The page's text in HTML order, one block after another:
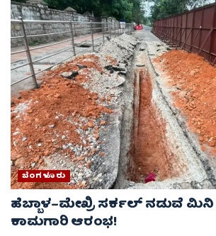
ಬೆಂಗಳೂರು
ಹೆಬ್ಬಾಳ–ಮೇಖ್ರಿ ಸರ್ಕಲ್ ನಡುವೆ
ಕಾಮಗಾರಿ ಆರಂಭ!